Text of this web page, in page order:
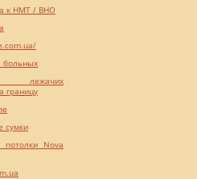
к НМТ / ВНО
больных
лежачих
границу
сумки
потолки Nova